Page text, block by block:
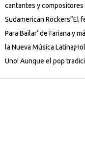
cantantes y compositores
Sudamerican Rockers”El
Para Bailar’ de Fariana y
la Nueva Música
Uno! Aunque el pop